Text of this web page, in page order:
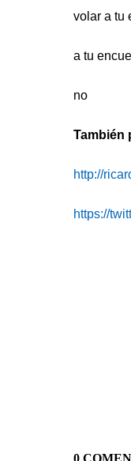
volar a tu
a tu
no
También
http://
https://
0